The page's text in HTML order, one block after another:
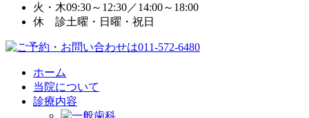
火・木09:30～12:30／14:00～18:00
休 診土曜・日曜・祝日
ホーム
当院について
診療内容